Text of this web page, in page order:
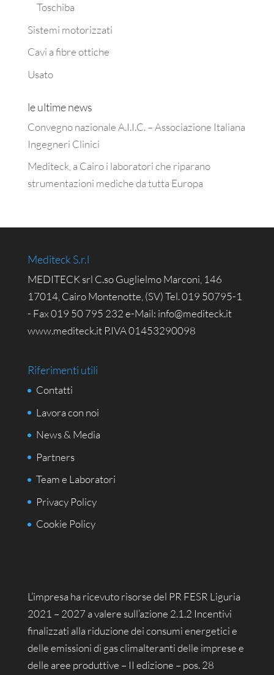
Toschiba
Sistemi motorizzati
Cavi a fibre ottiche
Usato
le ultime news
Convegno nazionale A.I.I.C. – Associazione Italiana
Ingegneri Clinici
Mediteck, a Cairo i laboratori che riparano
strumentazioni mediche da tutta Europa
Mediteck S.r.l
MEDITECK srl C.so Guglielmo Marconi, 146
17014, Cairo Montenotte, (SV) Tel. 019 50795-1
- Fax 019 50 795 232 e-Mail: info@mediteck.it
www.mediteck.it P.IVA 01453290098
Riferimenti utili
Contatti
Lavora con noi
News & Media
Partners
Team e Laboratori
Privacy Policy
Cookie Policy
L’impresa ha ricevuto risorse del PR FESR Liguria
2021 – 2027 a valere sull’azione 2.1.2 Incentivi
finalizzati alla riduzione dei consumi energetici e
delle emissioni di gas climalteranti delle imprese e
delle aree produttive – II edizione – pos. 28